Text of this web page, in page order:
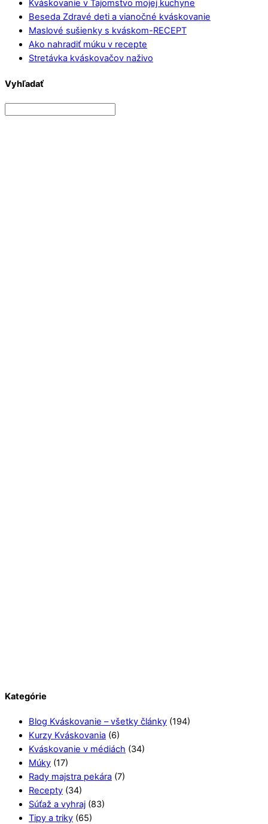
Kváskovanie v Tajomstvo mojej kuchyne
Beseda Zdravé deti a vianočné kváskovanie
Maslové sušienky s kváskom-RECEPT
Ako nahradiť múku v recepte
Stretávka kváskovačov naživo
Vyhľadať
Kategórie
Blog Kváskovanie – všetky články (194)
Kurzy Kváskovania (6)
Kváskovanie v médiách (34)
Múky (17)
Rady majstra pekára (7)
Recepty (34)
Súťaž a vyhraj (83)
Tipy a triky (65)